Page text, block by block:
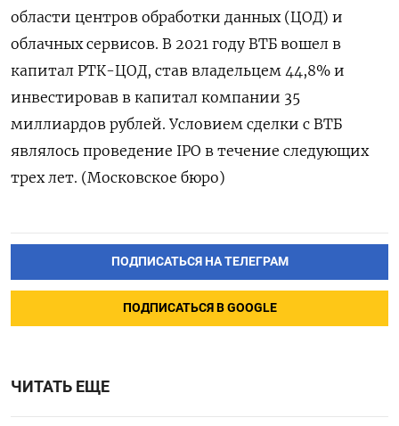
области центров обработки данных (ЦОД) и
облачных сервисов. В 2021 году ВТБ вошел в
капитал РТК-ЦОД, став владельцем 44,8% и
инвестировав в капитал компании 35
миллиардов рублей. Условием сделки с ВТБ
являлось проведение IPO в течение следующих
трех лет. (Московское бюро)
ПОДПИСАТЬСЯ НА ТЕЛЕГРАМ
ПОДПИСАТЬСЯ В GOOGLE
ЧИТАТЬ ЕЩЕ